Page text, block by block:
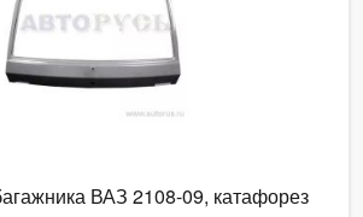
ВАЗ 2108-09, катафорез